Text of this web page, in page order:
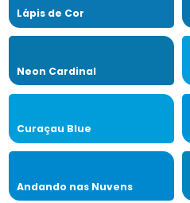
Lápis de Cor
Neon Cardinal
Curaçau Blue
Andando nas Nuvens